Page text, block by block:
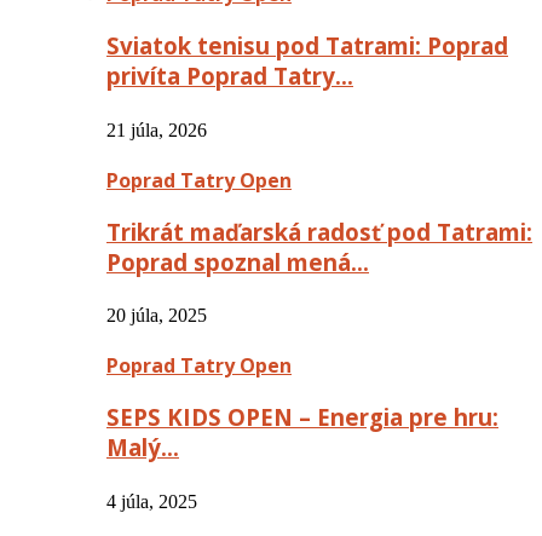
Sviatok tenisu pod Tatrami: Poprad
privíta Poprad Tatry…
21 júla, 2026
Poprad Tatry Open
Trikrát maďarská radosť pod Tatrami:
Poprad spoznal mená…
20 júla, 2025
Poprad Tatry Open
SEPS KIDS OPEN – Energia pre hru:
Malý…
4 júla, 2025